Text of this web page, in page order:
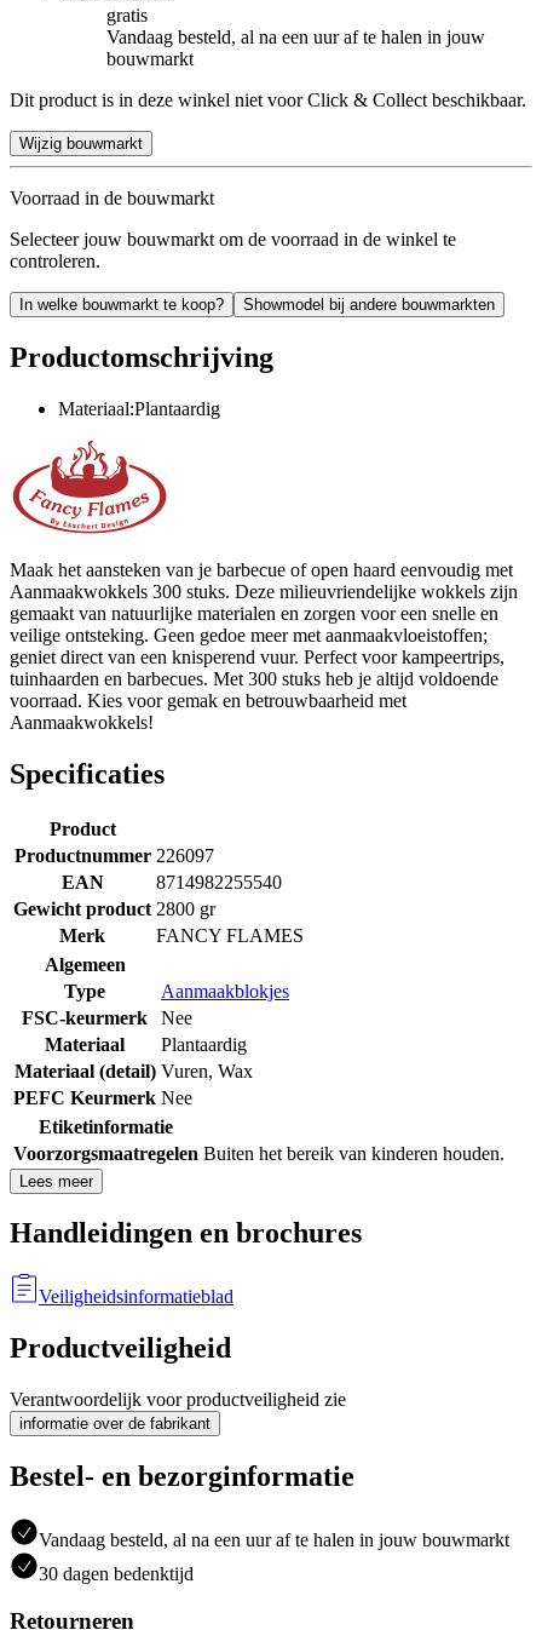
gratis
Vandaag besteld, al na een uur af te halen in jouw
bouwmarkt
Dit product is in deze winkel niet voor Click & Collect beschikbaar.
Wijzig bouwmarkt
Voorraad in de bouwmarkt
Selecteer jouw bouwmarkt om de voorraad in de winkel te
controleren.
In welke bouwmarkt te koop? Showmodel bij andere bouwmarkten
Productomschrijving
Materiaal:Plantaardig
Maak het aansteken van je barbecue of open haard eenvoudig met
Aanmaakwokkels 300 stuks. Deze milieuvriendelijke wokkels zijn
gemaakt van natuurlijke materialen en zorgen voor een snelle en
veilige ontsteking. Geen gedoe meer met aanmaakvloeistoffen;
geniet direct van een knisperend vuur. Perfect voor kampeertrips,
tuinhaarden en barbecues. Met 300 stuks heb je altijd voldoende
voorraad. Kies voor gemak en betrouwbaarheid met
Aanmaakwokkels!
Specificaties
Product
Productnummer 226097
EAN
8714982255540
Gewicht product 2800 gr
Merk
FANCY FLAMES
Algemeen
Type
Aanmaakblokjes
FSC-keurmerk
Nee
Materiaal
Plantaardig
Materiaal (detail) Vuren, Wax
PEFC Keurmerk Nee
Etiketinformatie
Voorzorgsmaatregelen Buiten het bereik van kinderen houden.
Lees meer
Handleidingen en brochures
Veiligheidsinformatieblad
Productveiligheid
Verantwoordelijk voor productveiligheid zie
informatie over de fabrikant
Bestel- en bezorginformatie
Vandaag besteld, al na een uur af te halen in jouw bouwmarkt
30 dagen bedenktijd
Retourneren